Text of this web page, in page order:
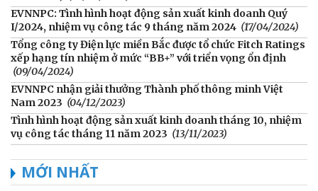
EVNNPC: Tình hình hoạt động sản xuất kinh doanh Quý
I/2024, nhiệm vụ công tác 9 tháng năm 2024 (17/04/2024)
Tổng công ty Điện lực miền Bắc được tổ chức Fitch Ratings
xếp hạng tín nhiệm ở mức “BB+” với triển vọng ổn định
(09/04/2024)
EVNNPC nhận giải thưởng Thành phố thông minh Việt
Nam 2023 (04/12/2023)
Tình hình hoạt động sản xuất kinh doanh tháng 10, nhiệm
vụ công tác tháng 11 năm 2023 (13/11/2023)
MỚI NHẤT